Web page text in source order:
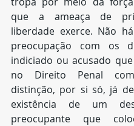
que a ameaça de
liberdade exerce. Não
preocupação com os
indiciado ou acusado
no Direito Penal
distinção, por si só, já
existência de um
preocupante que